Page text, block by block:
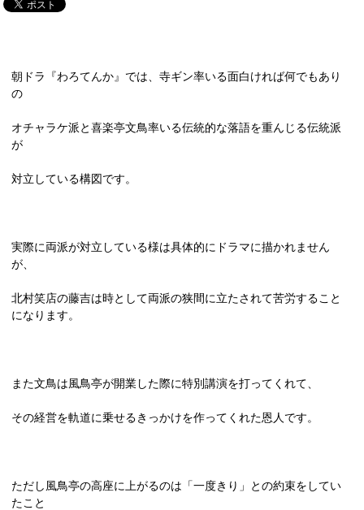
朝ドラ『わろてんか』では、寺ギン率いる面白ければ何でもあり
の
オチャラケ派と喜楽亭文鳥率いる伝統的な落語を重んじる伝統派
が
対立している構図です。
実際に両派が対立している様は具体的にドラマに描かれません
が、
北村笑店の藤吉は時として両派の狭間に立たされて苦労すること
になります。
また文鳥は風鳥亭が開業した際に特別講演を打ってくれて、
その経営を軌道に乗せるきっかけを作ってくれた恩人です。
ただし風鳥亭の高座に上がるのは「一度きり」との約束をしてい
たこと